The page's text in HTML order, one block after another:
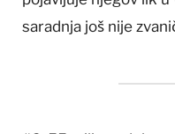
saradnja još nije